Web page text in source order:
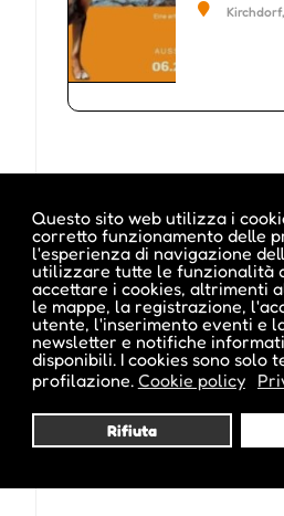
Questo sito web utilizza i
corretto funzionamento delle
l'esperienza di navigazione
utilizzare tutte le funzionalità
accettare i cookies, altrimenti
le mappe, la registrazione,
utente, l'inserimento eventi e
newsletter e notifiche
disponibili. I cookies sono solo
profilazione. Cookie policy
Rifiuta